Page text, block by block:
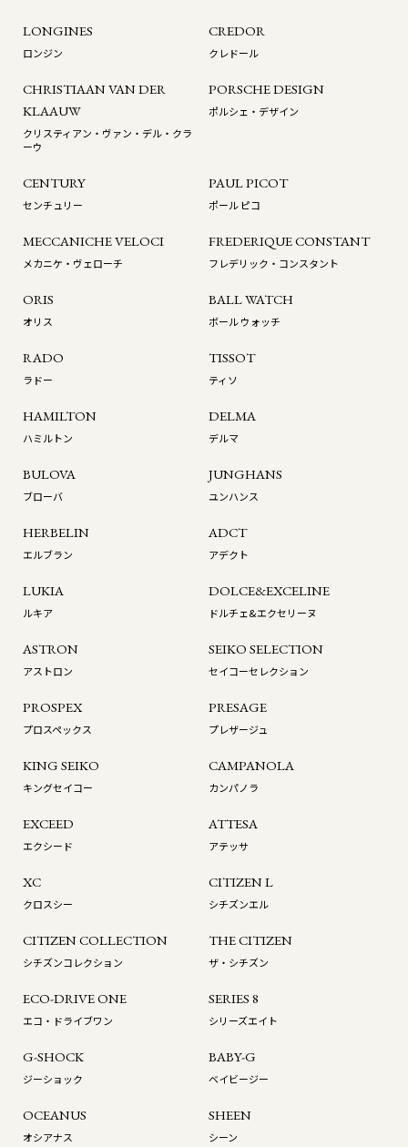
LONGINES
ロンジン
CREDOR
クレドール
CHRISTIAAN VAN DER
KLAAUW
クリスティアン・ヴァン・デル・クラ
ーウ
PORSCHE DESIGN
ポルシェ・デザイン
CENTURY
センチュリー
PAUL PICOT
ポール ピコ
MECCANICHE VELOCI
メカニケ・ヴェローチ
FREDERIQUE CONSTANT
フレデリック・コンスタント
ORIS
オリス
BALL WATCH
ボール ウォッチ
RADO
ラドー
TISSOT
ティソ
HAMILTON
ハミルトン
DELMA
デルマ
BULOVA
ブローバ
JUNGHANS
ユンハンス
HERBELIN
エルブラン
ADCT
アデクト
LUKIA
ルキア
DOLCE&EXCELINE
ドルチェ&エクセリーヌ
ASTRON
アストロン
SEIKO SELECTION
セイコーセレクション
PROSPEX
プロスペックス
PRESAGE
プレザージュ
KING SEIKO
キングセイコー
CAMPANOLA
カンパノラ
EXCEED
エクシード
ATTESA
アテッサ
XC
クロスシー
CITIZEN L
シチズンエル
CITIZEN COLLECTION
シチズンコレクション
THE CITIZEN
ザ・シチズン
ECO-DRIVE ONE
エコ・ドライブワン
SERIES 8
シリーズエイト
G-SHOCK
ジーショック
BABY-G
ベイビージー
OCEANUS
オシアナス
SHEEN
シーン